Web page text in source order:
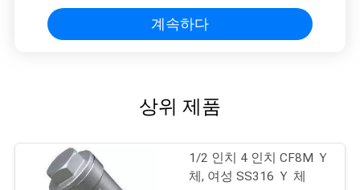
계속하다
상위 제품
1/2 인치 4 인치 CF8M Ｙ
체, 여성 SS316 Ｙ 체